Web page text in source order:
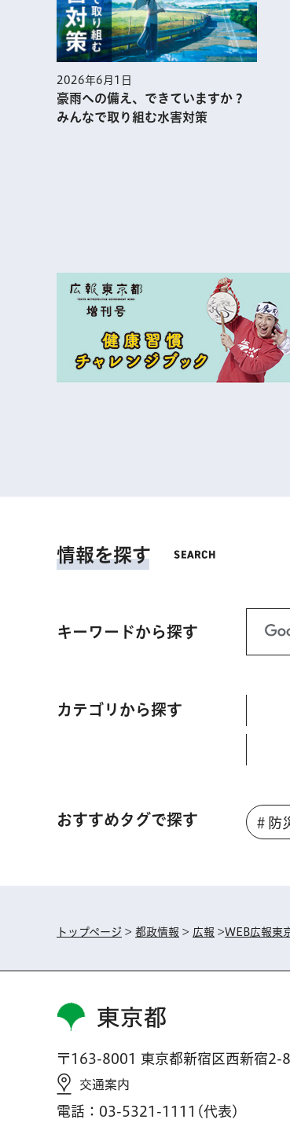
2026年6月1日
豪雨への備え、できていますか？
みんなで取り組む水害対策
情報を探す
キーワードから探す
カテゴリから探す
おすすめタグで探す ＃防
トップページ > 都政情報 > 広報 >WEB広報東
東京都
〒163-8001 東京都新宿区西新宿2-
交通案内
電話：03-5321-1111(代表)